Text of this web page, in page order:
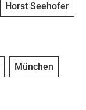
Horst Seehofer
München